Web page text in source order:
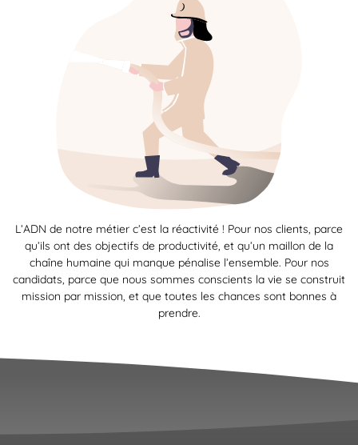
L’ADN de notre métier c’est la réactivité ! Pour nos clients, parce
qu’ils ont des objectifs de productivité, et qu’un maillon de la
chaîne humaine qui manque pénalise l’ensemble. Pour nos
candidats, parce que nous sommes conscients la vie se construit
mission par mission, et que toutes les chances sont bonnes à
prendre.